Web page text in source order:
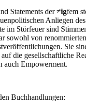
Statements der ≠igfem
Anliegen
im Störfeuer sind
sowohl von
Sie
die gesellschaftliche
auch Empowerment.
Buchhandlungen: